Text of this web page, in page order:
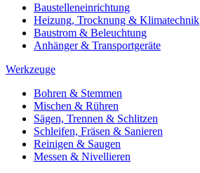
Baustelleneinrichtung
Heizung, Trocknung & Klimatechnik
Baustrom & Beleuchtung
Anhänger & Transportgeräte
Werkzeuge
Bohren & Stemmen
Mischen & Rühren
Sägen, Trennen & Schlitzen
Schleifen, Fräsen & Sanieren
Reinigen & Saugen
Messen & Nivellieren